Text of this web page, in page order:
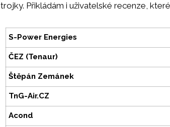
trojky. Přikládám i uživatelské recenze,
S-Power Energies
ČEZ (Tenaur)
Štěpán Zemánek
TnG-Air.CZ
Acond